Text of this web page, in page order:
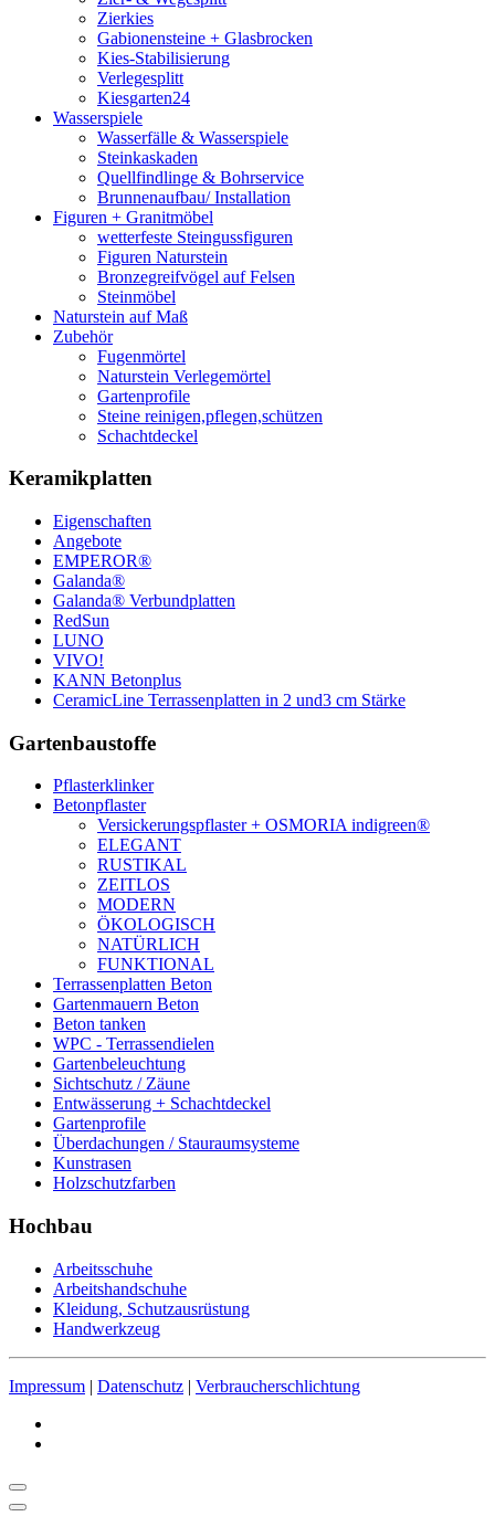
Zierkies
Gabionensteine + Glasbrocken
Kies-Stabilisierung
Verlegesplitt
Kiesgarten24
Wasserspiele
Wasserfälle & Wasserspiele
Steinkaskaden
Quellfindlinge & Bohrservice
Brunnenaufbau/ Installation
Figuren + Granitmöbel
wetterfeste Steingussfiguren
Figuren Naturstein
Bronzegreifvögel auf Felsen
Steinmöbel
Naturstein auf Maß
Zubehör
Fugenmörtel
Naturstein Verlegemörtel
Gartenprofile
Steine reinigen,pflegen,schützen
Schachtdeckel
Keramikplatten
Eigenschaften
Angebote
EMPEROR®
Galanda®
Galanda® Verbundplatten
RedSun
LUNO
VIVO!
KANN Betonplus
CeramicLine Terrassenplatten in 2 und3 cm Stärke
Gartenbaustoffe
Pflasterklinker
Betonpflaster
Versickerungspflaster + OSMORIA indigreen®
ELEGANT
RUSTIKAL
ZEITLOS
MODERN
ÖKOLOGISCH
NATÜRLICH
FUNKTIONAL
Terrassenplatten Beton
Gartenmauern Beton
Beton tanken
WPC - Terrassendielen
Gartenbeleuchtung
Sichtschutz / Zäune
Entwässerung + Schachtdeckel
Gartenprofile
Überdachungen / Stauraumsysteme
Kunstrasen
Holzschutzfarben
Hochbau
Arbeitsschuhe
Arbeitshandschuhe
Kleidung, Schutzausrüstung
Handwerkzeug
Impressum | Datenschutz | Verbraucherschlichtung